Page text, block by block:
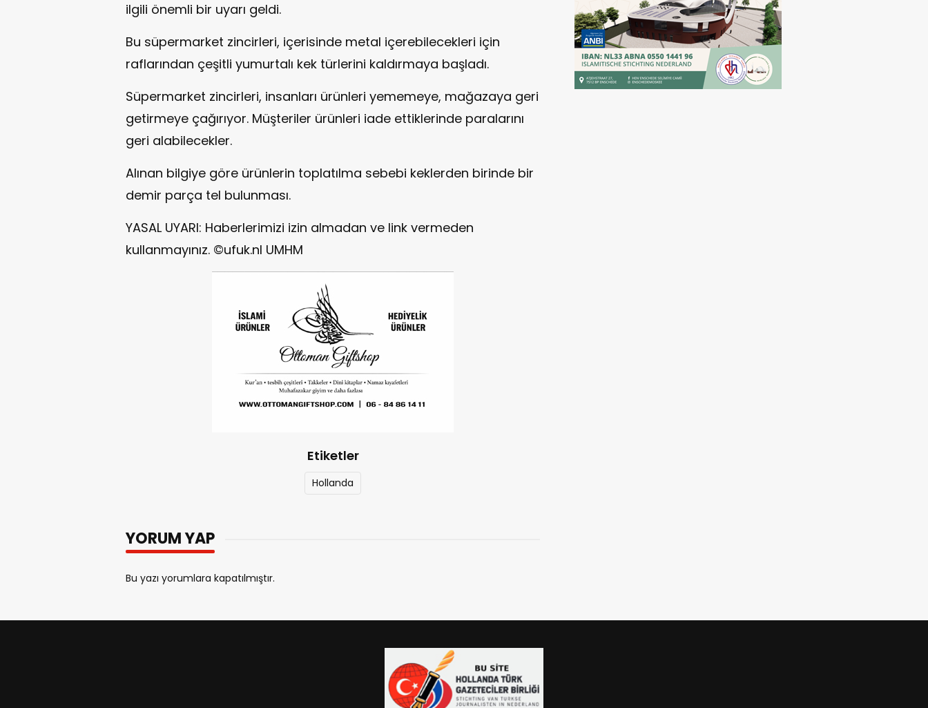
ilgili önemli bir uyarı geldi.
Bu süpermarket zincirleri, içerisinde metal içerebilecekleri için
raflarından çeşitli yumurtalı kek türlerini kaldırmaya başladı.
Süpermarket zincirleri, insanları ürünleri yememeye, mağazaya geri
getirmeye çağırıyor. Müşteriler ürünleri iade ettiklerinde paralarını
geri alabilecekler.
Alınan bilgiye göre ürünlerin toplatılma sebebi keklerden birinde bir
demir parça tel bulunması.
YASAL UYARI: Haberlerimizi izin almadan ve link vermeden
kullanmayınız. ©ufuk.nl UMHM
Etiketler
Hollanda
YORUM YAP
Bu yazı yorumlara kapatılmıştır.